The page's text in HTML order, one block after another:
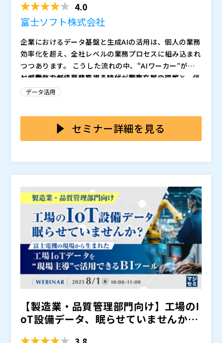
4.0
富士ソフト株式会社
企業におけるデータ基盤と生成AIの活用は、個人の業務
効率化を超え、全社レベルの業務プロセスに組み込まれ
つつあります。 こうした流れの中、“AIワーカー”が人
と協働しながら業務を担う時代が到来しています。
AIが業務で価値を発揮するには、業務文脈の理解と、信
頼性の高いデータ整備が不可欠です。
AIエージェントが“価値を発揮できる環境”のつくり方を
解説。Workato GOの実践デモや、 AI活用時代のマイ
登壇者は、数々のデータAIセミナーで高評価を得てきた
業戦略推進室 室長 貴田浩司と、 Workato株式会社 創
業者 兼 Field CTO 鈴木浩之。
意思決定を高度化させる、生成AI時代の「AIエージェン
トを動かせる環境」の条件を、先進企業の実践から学べ
る1時間です。 是非ご参加ください！
・AI・データ利活用による事業成長を構想したい方 ・D
Xを全社的に推進し、成果につなげたい方 ・業務の生産
性向上や部門間連携を強化したい方 ・AIやデータクラ
ウドの最新技術に関心がある方全般
1 はじめに 2 生成AIとAIエージェント時代のデータ
エンジニアリング最新アーキテクチャ（富士ソフト・貴
田） 3 “データ整備”から始めるAIワーカー協働 ― Wo
rkato GOで変わる現場と業務（Workato・鈴木） 4
質疑応答
富士ソフト株式会社（）
Workato株式会社（）
株式会社オープンソース活用研究所（）
マジセミ株式会社（
※共催、協賛、協力、講演企業は将来的に追加、削除さ
れる可能性があります。
データ活用
セミナー詳細を見る
【製造業・品質管理部門向け】工場のI
oT設備データ、眠らせていませんか？